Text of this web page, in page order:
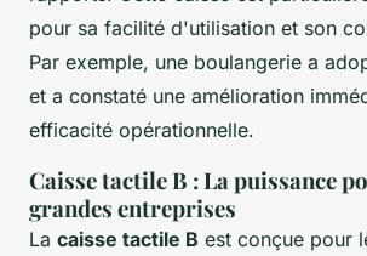
pour sa facilité d'utilisation et son
Par exemple, une boulangerie a
et a constaté une amélioration
efficacité opérationnelle.
Caisse tactile B : La puissance
grandes entreprises
La caisse tactile B est conçue pour